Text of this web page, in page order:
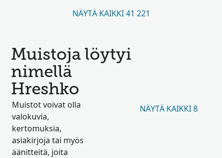
NÄYTÄ KAIKKI 41 221
Muistoja löytyi
nimellä
Hreshko
Muistot voivat olla
valokuvia,
kertomuksia,
asiakirjoja tai myös
äänitteitä, joita
NÄYTÄ KAIKKI 8